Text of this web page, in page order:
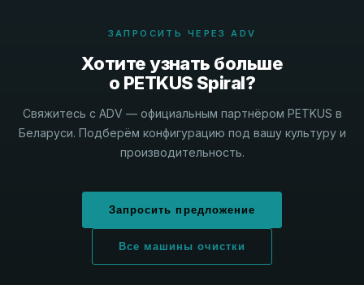
ЗАПРОСИТЬ ЧЕРЕЗ ADV
Хотите узнать больше
о PETKUS Spiral?
Свяжитесь с ADV — официальным партнёром PETKUS в
Беларуси. Подберём конфигурацию под вашу культуру и
производительность.
Запросить предложение
Все машины очистки